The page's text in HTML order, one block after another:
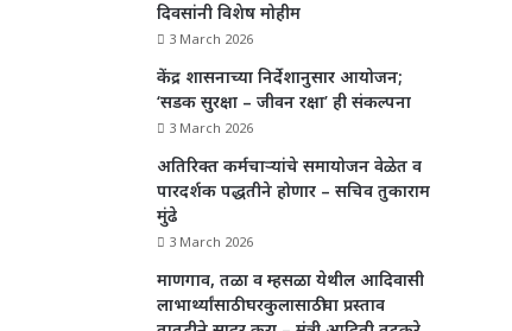
दिवसांनी विशेष मोहीम
3 March 2026
केंद्र शासनाच्या निर्देशानुसार आयोजन;
‘सडक सुरक्षा – जीवन रक्षा’ ही संकल्पना
3 March 2026
अतिरिक्त कर्मचाऱ्यांचे समायोजन वेळेत व
पारदर्शक पद्धतीने होणार – सचिव तुकाराम
मुंढे
3 March 2026
माणगाव, तळा व म्हसळा येथील आदिवासी
लाभार्थ्यांसाठी घरकुलासाठीचा प्रस्ताव